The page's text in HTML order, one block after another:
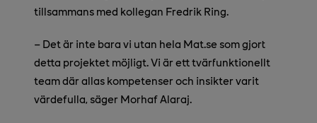
tillsammans med kollegan Fredrik Ring.
– Det är inte bara vi utan hela Mat.se som gjort
detta projektet möjligt. Vi är ett tvärfunktionellt
team där allas kompetenser och insikter varit
värdefulla, säger Morhaf Alaraj.